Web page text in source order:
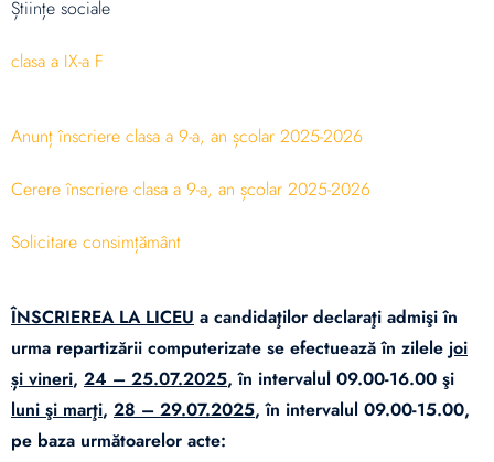
Științe sociale
clasa a IX-a F
Anunț înscriere clasa a 9-a, an școlar 2025-2026
Cerere înscriere clasa a 9-a, an școlar 2025-2026
Solicitare consimțământ
ÎNSCRIEREA LA LICEU a candidaţilor declaraţi admişi în
urma repartizării computerizate se efectuează în zilele joi
și vineri, 24 – 25.07.2025, în intervalul 09.00-16.00 şi
luni şi marţi, 28 – 29.07.2025, în intervalul 09.00-15.00,
pe baza următoarelor acte: